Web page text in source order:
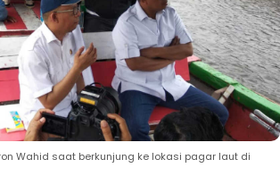
Wahid saat berkunjung ke lokasi pagar laut di